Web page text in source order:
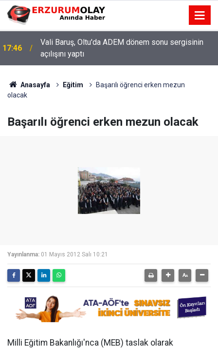
17:46
Vali Baruş, Oltu'da ADEM dönem sonu sergisinin
açılışını yaptı
Şenkaya Belediye Başkanı Görbil Özcan partisinden
Anasayfa Eğitim
Başarılı öğrenci erken mezun
olacak
Başarılı öğrenci erken mezun olacak
Yayınlanma: 01 Mayıs 2012 Salı 10:21
Milli Eğitim Bakanlığı'nca (MEB) taslak olarak